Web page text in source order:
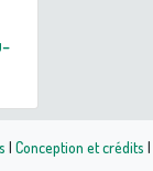
| Conception et crédits |